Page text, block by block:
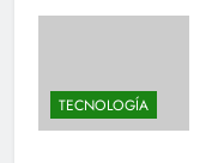
TECNOLOGÍA